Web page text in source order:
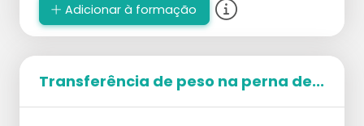
Adicionar à formação
Transferência de peso na perna de...